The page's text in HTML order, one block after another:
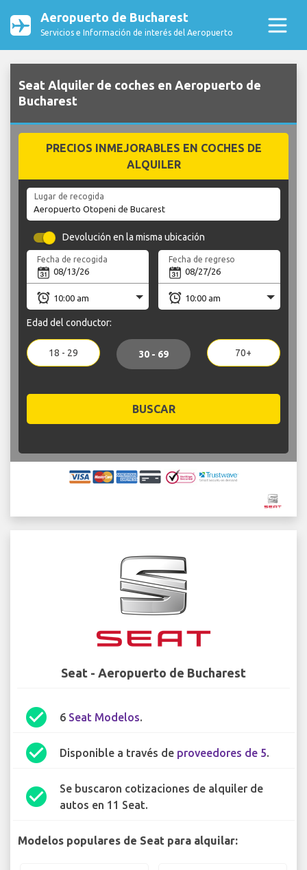
Aeropuerto de Bucharest
Servicios e Información de interés del Aeropuerto
Seat Alquiler de coches en Aeropuerto de
Bucharest
PRECIOS INMEJORABLES EN COCHES DE
ALQUILER
Lugar de recogida
Devolución en la misma ubicación
Fecha de recogida Fecha de regreso
Edad del conductor:
18 - 29 30 - 69 70+
BUSCAR
Seat - Aeropuerto de Bucharest
check_circle 6 Seat Modelos.
check_circle Disponible a través de proveedores de 5.
check_circle
Se buscaron cotizaciones de alquiler de
autos en 11 Seat.
Modelos populares de Seat para alquilar: